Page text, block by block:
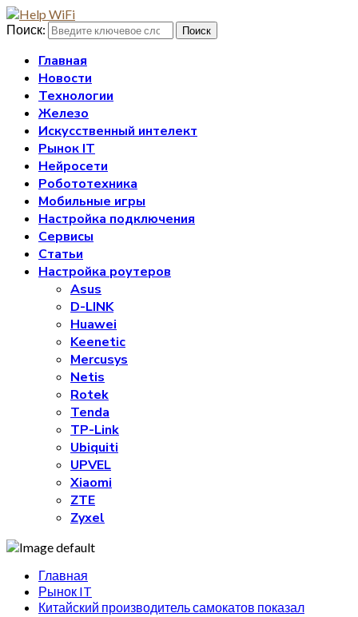
Поиск: Поиск
Главная
Новости
Технологии
Железо
Искусственный интелект
Рынок IT
Нейросети
Робототехника
Мобильные игры
Настройка подключения
Сервисы
Статьи
Настройка роутеров
Asus
D-LINK
Huawei
Keenetic
Mercusys
Netis
Rotek
Tenda
TP-Link
Ubiquiti
UPVEL
Xiaomi
ZTE
Zyxel
Главная
Рынок IT
Китайский производитель самокатов показал